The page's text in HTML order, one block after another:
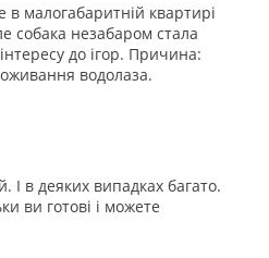
малогабаритній квартирі
собака незабаром стала
до ігор. Причина:
водолаза.
в деяких випадках багато.
ви готові і можете